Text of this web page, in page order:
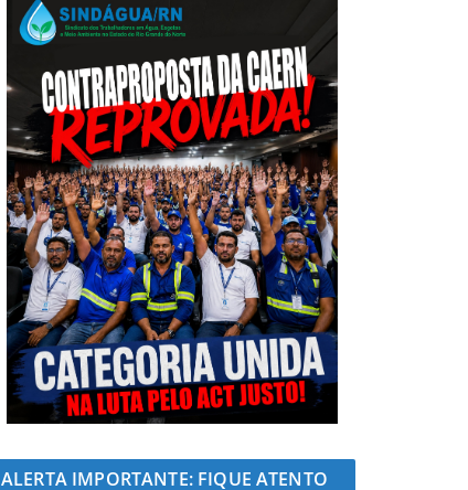
ALERTA IMPORTANTE: FIQUE ATENTO